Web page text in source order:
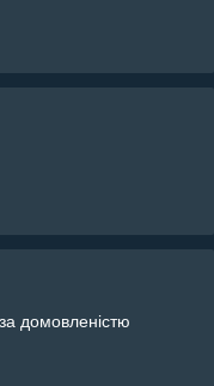
домовленістю